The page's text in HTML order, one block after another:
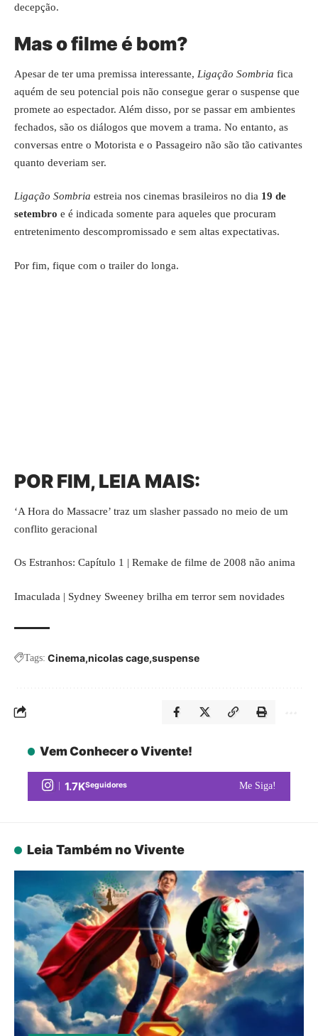
decepção.
Mas o filme é bom?
Apesar de ter uma premissa interessante, Ligação Sombria fica
aquém de seu potencial pois não consegue gerar o suspense que
promete ao espectador. Além disso, por se passar em ambientes
fechados, são os diálogos que movem a trama. No entanto, as
conversas entre o Motorista e o Passageiro não são tão cativantes
quanto deveriam ser.
Ligação Sombria estreia nos cinemas brasileiros no dia 19 de
setembro e é indicada somente para aqueles que procuram
entretenimento descompromissado e sem altas expectativas.
Por fim, fique com o trailer do longa.
POR FIM, LEIA MAIS:
‘A Hora do Massacre’ traz um slasher passado no meio de um
conflito geracional
Os Estranhos: Capítulo 1 | Remake de filme de 2008 não anima
Imaculada | Sydney Sweeney brilha em terror sem novidades
Tags: Cinema nicolas cage suspense
Vem Conhecer o Vivente!
1.7KSeguidores Me Siga!
Leia Também no Vivente